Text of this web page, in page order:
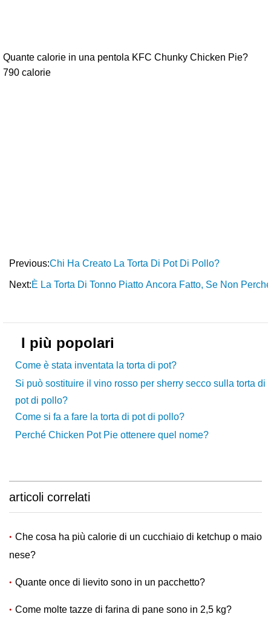
Quante calorie in una pentola KFC Chunky Chicken Pie?
790 calorie
Previous:Chi Ha Creato La Torta Di Pot Di Pollo?
Next:È La Torta Di Tonno Piatto Ancora Fatto, Se Non
I più popolari
Come è stata inventata la torta di pot?
Si può sostituire il vino rosso per sherry secco sulla torta di
pot di pollo?
Come si fa a fare la torta di pot di pollo?
Perché Chicken Pot Pie ottenere quel nome?
articoli correlati
Che cosa ha più calorie di un cucchiaio di ketchup o maio
nese?
Quante once di lievito sono in un pacchetto?
Come molte tazze di farina di pane sono in 2,5 kg?